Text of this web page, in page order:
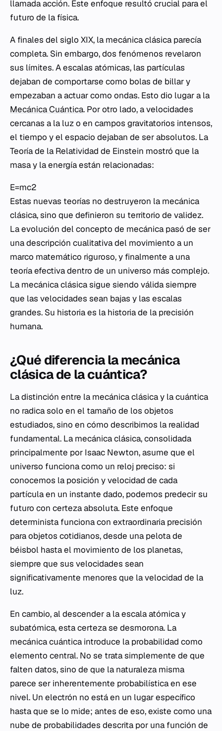
llamada acción. Este enfoque resultó crucial para el
futuro de la física.
A finales del siglo XIX, la mecánica clásica parecía
completa. Sin embargo, dos fenómenos revelaron
sus límites. A escalas atómicas, las partículas
dejaban de comportarse como bolas de billar y
empezaban a actuar como ondas. Esto dio lugar a la
Mecánica Cuántica. Por otro lado, a velocidades
cercanas a la luz o en campos gravitatorios intensos,
el tiempo y el espacio dejaban de ser absolutos. La
Teoría de la Relatividad de Einstein mostró que la
masa y la energía están relacionadas:
E=mc2
Estas nuevas teorías no destruyeron la mecánica
clásica, sino que definieron su territorio de validez.
La evolución del concepto de mecánica pasó de ser
una descripción cualitativa del movimiento a un
marco matemático riguroso, y finalmente a una
teoría efectiva dentro de un universo más complejo.
La mecánica clásica sigue siendo válida siempre
que las velocidades sean bajas y las escalas
grandes. Su historia es la historia de la precisión
humana.
¿Qué diferencia la mecánica
clásica de la cuántica?
La distinción entre la mecánica clásica y la cuántica
no radica solo en el tamaño de los objetos
estudiados, sino en cómo describimos la realidad
fundamental. La mecánica clásica, consolidada
principalmente por Isaac Newton, asume que el
universo funciona como un reloj preciso: si
conocemos la posición y velocidad de cada
partícula en un instante dado, podemos predecir su
futuro con certeza absoluta. Este enfoque
determinista funciona con extraordinaria precisión
para objetos cotidianos, desde una pelota de
béisbol hasta el movimiento de los planetas,
siempre que sus velocidades sean
significativamente menores que la velocidad de la
luz.
En cambio, al descender a la escala atómica y
subatómica, esta certeza se desmorona. La
mecánica cuántica introduce la probabilidad como
elemento central. No se trata simplemente de que
falten datos, sino de que la naturaleza misma
parece ser inherentemente probabilística en ese
nivel. Un electrón no está en un lugar específico
hasta que se lo mide; antes de eso, existe como una
nube de probabilidades descrita por una función de